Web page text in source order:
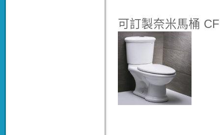
可訂製奈米馬桶